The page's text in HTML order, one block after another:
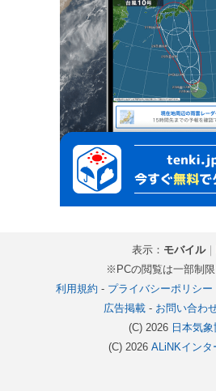
表示： モバイル｜
※PCの閲覧は一部制
利用規約 - プライバシーポリシー
広告掲載- お問い合わ
(C) 2026 日本気象
(C) 2026 ALiNKインタ